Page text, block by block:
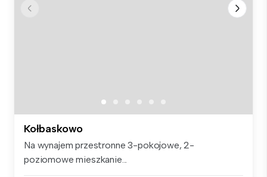
Kołbaskowo
Na wynajem przestronne 3-pokojowe, 2-
poziomowe mieszkanie...